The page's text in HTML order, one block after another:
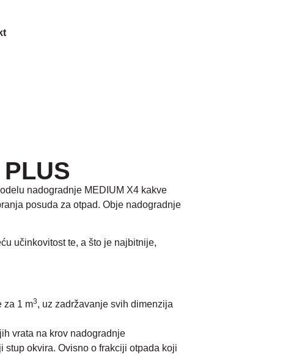
nadogradnje MEDIUM X4 kakve
posuda za otpad. Obje nadogradnje
učinkovitost te, a što je najbitnije,
za 1 m3, uz zadržavanje svih dimenzija
vrata na krov nadogradnje
okvira. Ovisno o frakciji otpada koji